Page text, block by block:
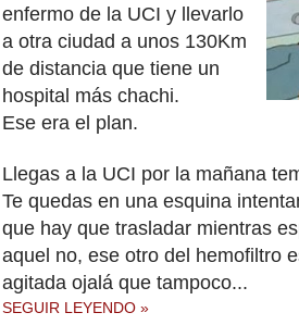
enfermo de la UCI y llevarlo
a otra ciudad a unos 130Km
de distancia que tiene un
hospital más chachi.
Ese era el plan.
Llegas a la UCI por la mañana
Te quedas en una esquina
que hay que trasladar mientras
aquel no, ese otro del hemofiltro
agitada ojalá que tampoco...
SEGUIR LEYENDO »